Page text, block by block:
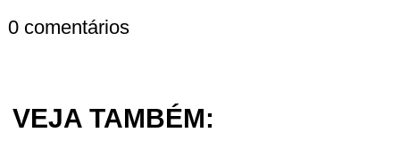
0 comentários
VEJA TAMBÉM: